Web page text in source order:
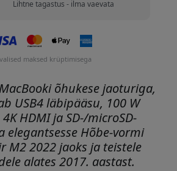
Lihtne tagastus - ilma vaevata
maksed krüptimisega
õhukese jaoturiga,
USB4 läbipääsu, 100 W
HDMI ja SD-/microSD-
elegantsesse Hõbe-vormi
M2 2022 jaoks ja teistele
alates 2017. aastast.